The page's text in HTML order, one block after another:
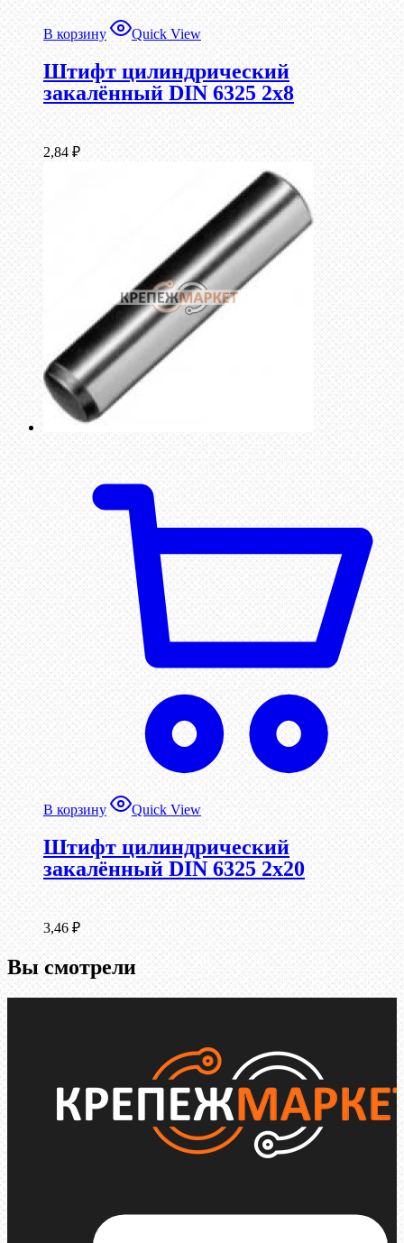
В корзину Quick View
Штифт цилиндрический
закалённый DIN 6325 2х8
2,84 ₽
В корзину Quick View
Штифт цилиндрический
закалённый DIN 6325 2х20
3,46 ₽
Вы смотрели